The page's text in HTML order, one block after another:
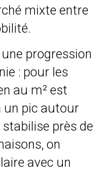
mixte entre
progression
: pour les
au m² est
un pic autour
stabilise près de
on
avec un